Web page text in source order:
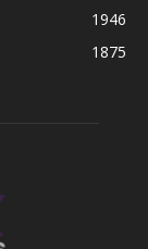
1946
1875